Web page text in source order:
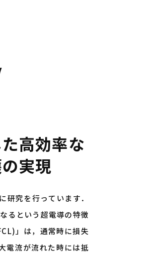
高効率な
実現
究を行っています．
るという超電導の特徴
」は，通常時に損失
電流が流れた時には抵